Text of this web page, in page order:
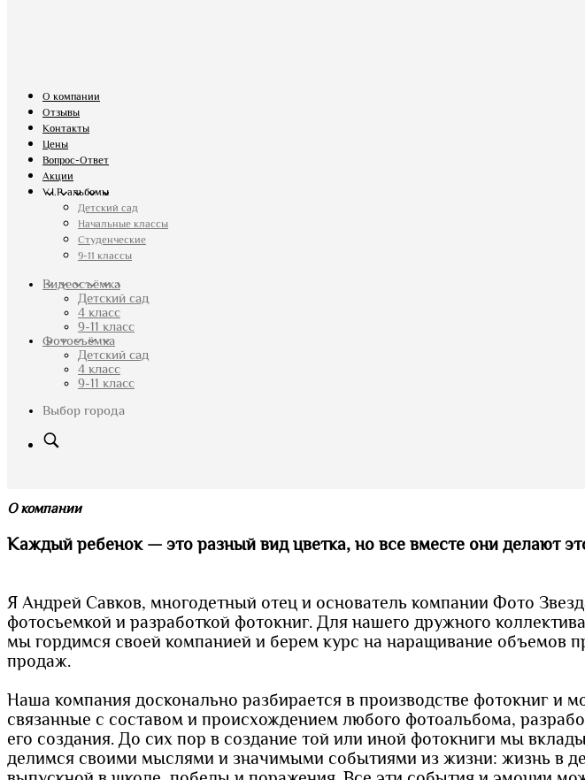
О компании
Отзывы
Контакты
Цены
Вопрос-Ответ
Акции
V.I.P. альбомы
Детский сад
Начальные классы
Студенческие
9-11 классы
Видеосъёмка
Детский сад
4 класс
9-11 класс
Фотосъёмка
Детский сад
4 класс
9-11 класс
Выбор города
О компании
Каждый ребенок — это разный вид цветка, но все вместе они делают
Я Андрей Савков, многодетный отец и основатель компании Фото
фотосьемкой и разработкой фотокниг. Для нашего дружного
мы гордимся своей компанией и берем курс на наращивание объемов
продаж.
Наша компания досконально разбирается в производстве фотокниг и
связанные с составом и происхождением любого фотоальбома,
его создания. До сих пор в создание той или иной фотокниги мы
делимся своими мыслями и значимыми событиями из жизни: жизнь в